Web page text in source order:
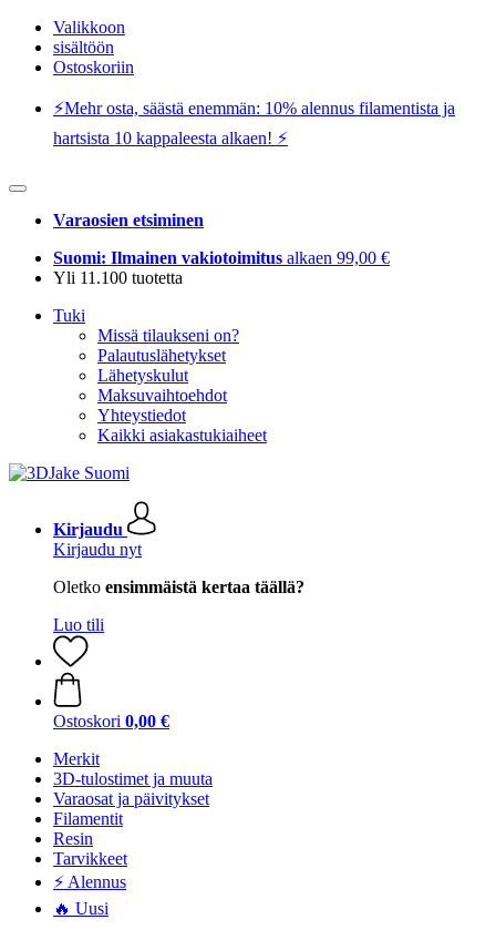
Valikkoon
sisältöön
Ostoskoriin
⚡️Mehr osta, säästä enemmän: 10% alennus filamentista ja
hartsista 10 kappaleesta alkaen! ⚡️
Varaosien etsiminen
Suomi: Ilmainen vakiotoimitus alkaen 99,00 €
Yli 11.100 tuotetta
Tuki
Missä tilaukseni on?
Palautuslähetykset
Lähetyskulut
Maksuvaihtoehdot
Yhteystiedot
Kaikki asiakastukiaiheet
Kirjaudu
Kirjaudu nyt
Oletko ensimmäistä kertaa täällä?
Luo tili
Ostoskori 0,00 €
Merkit
3D-tulostimet ja muuta
Varaosat ja päivitykset
Filamentit
Resin
Tarvikkeet
⚡ Alennus
🔥 Uusi